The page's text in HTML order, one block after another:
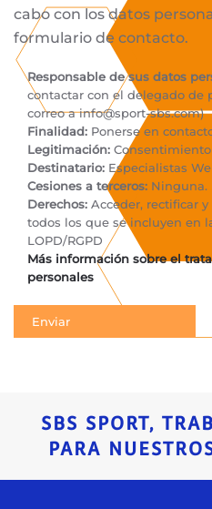
cabo con los datos
formulario de contacto.
Responsable de sus datos
contactar con el delegado de
correo ainfo@sport-sbs.com)
Finalidad: Ponerse en
Legitimación:
Destinatario: Especialistas
Cesiones a terceros: Ninguna.
Derechos: Acceder, rectificar
todos los que se incluyen en
LOPD/RGPD
Más información sobre el
personales
SBS SPORT,
PARA